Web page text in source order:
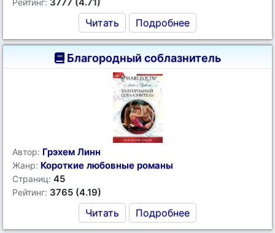
Рейтинг:
Читать Подробнее
Благородный соблазнитель
Автор: Грэхем Линн
Жанр: Короткие любовные романы
Страниц: 45
Рейтинг: 3765 (4.19)
Читать Подробнее